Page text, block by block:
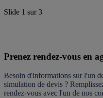
Slide 1 sur3
Prenez rendez-vous en
Besoin d'informations sur l'un
simulation de devis ?
rendez-vous avec l'un de nos